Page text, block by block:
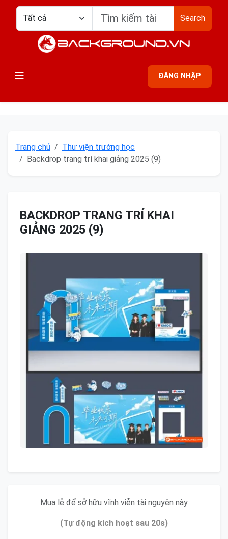
Search
ĐĂNG NHẬP
Trang chủ
Thư viện trường học
Backdrop trang trí khai giảng 2025 (9)
BACKDROP TRANG TRÍ KHAI
GIẢNG 2025 (9)
Mua lẻ để sở hữu vĩnh viễn tài nguyên này
(Tự động kích hoạt sau 20s)